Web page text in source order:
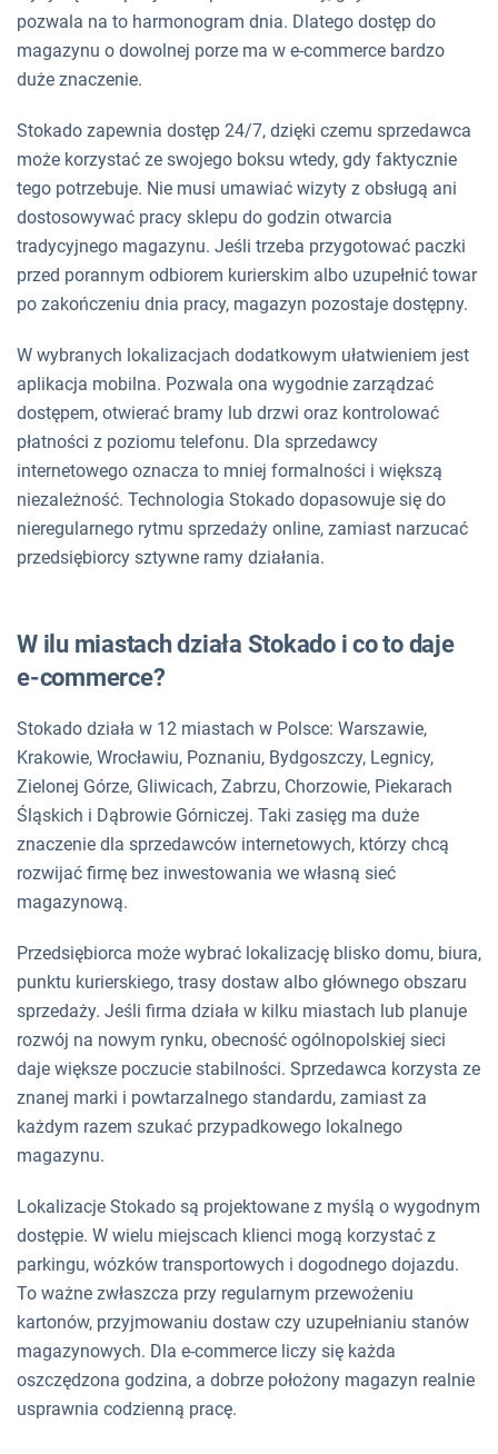
pozwala na to harmonogram dnia. Dlatego dostęp do
magazynu o dowolnej porze ma w e-commerce bardzo
duże znaczenie.
Stokado zapewnia dostęp 24/7, dzięki czemu sprzedawca
może korzystać ze swojego boksu wtedy, gdy faktycznie
tego potrzebuje. Nie musi umawiać wizyty z obsługą ani
dostosowywać pracy sklepu do godzin otwarcia
tradycyjnego magazynu. Jeśli trzeba przygotować paczki
przed porannym odbiorem kurierskim albo uzupełnić towar
po zakończeniu dnia pracy, magazyn pozostaje dostępny.
W wybranych lokalizacjach dodatkowym ułatwieniem jest
aplikacja mobilna. Pozwala ona wygodnie zarządzać
dostępem, otwierać bramy lub drzwi oraz kontrolować
płatności z poziomu telefonu. Dla sprzedawcy
internetowego oznacza to mniej formalności i większą
niezależność. Technologia Stokado dopasowuje się do
nieregularnego rytmu sprzedaży online, zamiast narzucać
przedsiębiorcy sztywne ramy działania.
W ilu miastach działa Stokado i co to daje
e-commerce?
Stokado działa w 12 miastach w Polsce: Warszawie,
Krakowie, Wrocławiu, Poznaniu, Bydgoszczy, Legnicy,
Zielonej Górze, Gliwicach, Zabrzu, Chorzowie, Piekarach
Śląskich i Dąbrowie Górniczej. Taki zasięg ma duże
znaczenie dla sprzedawców internetowych, którzy chcą
rozwijać firmę bez inwestowania we własną sieć
magazynową.
Przedsiębiorca może wybrać lokalizację blisko domu, biura,
punktu kurierskiego, trasy dostaw albo głównego obszaru
sprzedaży. Jeśli firma działa w kilku miastach lub planuje
rozwój na nowym rynku, obecność ogólnopolskiej sieci
daje większe poczucie stabilności. Sprzedawca korzysta ze
znanej marki i powtarzalnego standardu, zamiast za
każdym razem szukać przypadkowego lokalnego
magazynu.
Lokalizacje Stokado są projektowane z myślą o wygodnym
dostępie. W wielu miejscach klienci mogą korzystać z
parkingu, wózków transportowych i dogodnego dojazdu.
To ważne zwłaszcza przy regularnym przewożeniu
kartonów, przyjmowaniu dostaw czy uzupełnianiu stanów
magazynowych. Dla e-commerce liczy się każda
oszczędzona godzina, a dobrze położony magazyn realnie
usprawnia codzienną pracę.